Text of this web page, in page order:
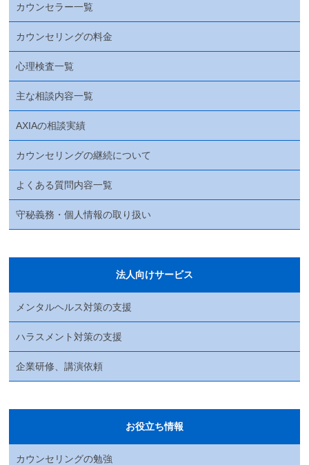
カウンセラー一覧
カウンセリングの料金
心理検査一覧
主な相談内容一覧
AXIAの相談実績
カウンセリングの継続について
よくある質問内容一覧
守秘義務・個人情報の取り扱い
法人向けサービス
メンタルヘルス対策の支援
ハラスメント対策の支援
企業研修、講演依頼
お役立ち情報
カウンセリングの勉強